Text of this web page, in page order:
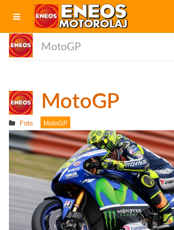
MotoGP
MotoGP
Foto MotoGP